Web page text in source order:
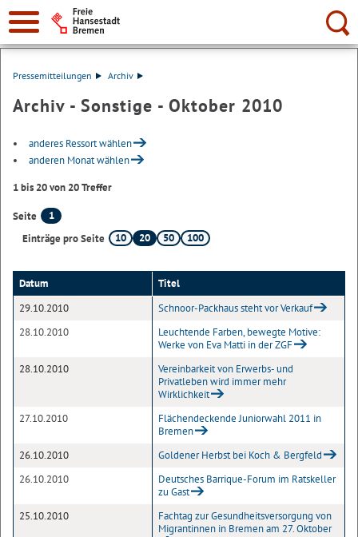
Suche:
Pressemitteilungen Archiv
Archiv - Sonstige - Oktober 2010
anderes Ressort wählen
anderen Monat wählen
1 bis 20 von 20 Treffer
Seite
1
Einträge pro Seite
10 20 50 100
Datum
Titel
29.10.2010
Schnoor-Packhaus steht vor Verkauf
28.10.2010
Leuchtende Farben, bewegte Motive:
Werke von Eva Matti in der ZGF
28.10.2010
Vereinbarkeit von Erwerbs- und
Privatleben wird immer mehr
Wirklichkeit
27.10.2010
Flächendeckende Juniorwahl 2011 in
Bremen
26.10.2010
Goldener Herbst bei Koch & Bergfeld
26.10.2010
Deutsches Barrique-Forum im Ratskeller
zu Gast
25.10.2010
Fachtag zur Gesundheitsversorgung von
Migrantinnen in Bremen am 27. Oktober